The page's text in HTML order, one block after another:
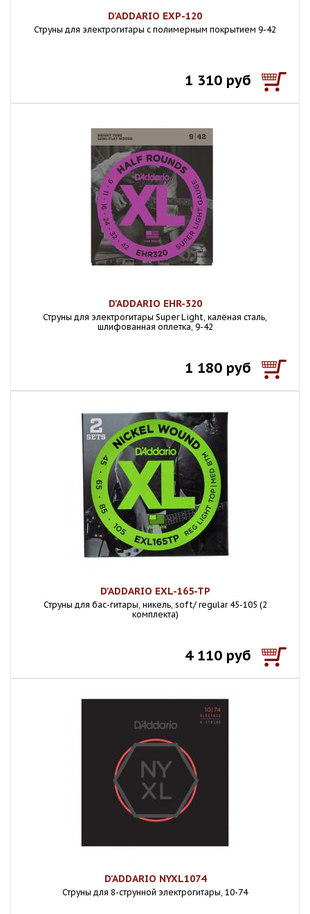
D'ADDARIO EXP-120
Струны для электрогитары с полимерным покрытием 9-42
1 310 руб
D'ADDARIO EHR-320
Струны для электрогитары Super Light, калёная сталь,
шлифованная оплетка, 9-42
1 180 руб
D'ADDARIO EXL-165-TP
Струны для бас-гитары, никель, soft/ regular 45-105 (2
комплекта)
4 110 руб
D'ADDARIO NYXL1074
Струны для 8-струнной электрогитары, 10-74